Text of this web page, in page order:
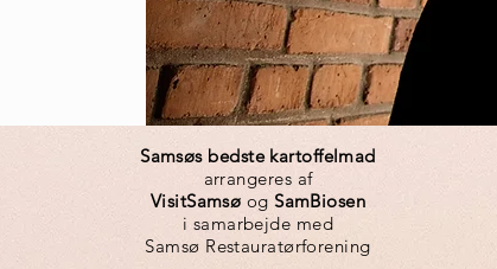
Samsøs bedste kartoffelmad
arrangeres af
VisitSamsø ogSamBiosen
i samarbejde med
Samsø Restauratørforening